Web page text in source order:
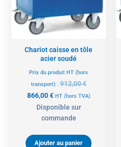
Chariot caisse en tôle
acier soudé
Prix du produit HT (hors
transport) : 912,00€
866,00€ HT (hors TVA)
Disponible sur
commande
Ajouter au panier